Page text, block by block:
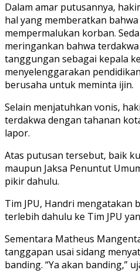
Dalam amar putusannya,
hal yang memberatkan
mempermalukan korban.
meringankan bahwa
tanggungan sebagai kepala
menyelenggarakan
berusaha untuk meminta ijin.
Selain menjatuhkan vonis,
terdakwa dengan tahanan
lapor.
Atas putusan tersebut, baik
maupun Jaksa Penuntut
pikir dahulu.
Tim JPU, Handri mengatakan
terlebih dahulu ke Tim JPU
Sementara Matheus
tanggapan usai sidang
banding. “Ya akan banding,”